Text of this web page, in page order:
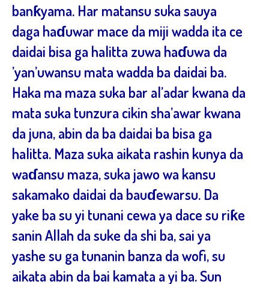
banƙyama. Har matansu suka sauya
daga haɗuwar mace da miji wadda ita ce
daidai bisa ga halitta zuwa haɗuwa da
’yan’uwansu mata wadda ba daidai ba.
Haka ma maza suka bar al’adar kwana da
mata suka tunzura cikin sha’awar kwana
da juna, abin da ba daidai ba bisa ga
halitta. Maza suka aikata rashin kunya da
waɗansu maza, suka jawo wa kansu
sakamako daidai da bauɗewarsu. Da
yake ba su yi tunani cewa ya dace su riƙe
sanin Allah da suke da shi ba, sai ya
yashe su ga tunanin banza da wofi, su
aikata abin da bai kamata a yi ba. Sun